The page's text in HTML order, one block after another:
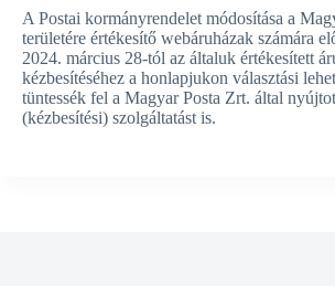
A Postai kormányrendelet módosítása a
területére értékesítő webáruházak számára
2024. március 28-tól az általuk értékesített
kézbesítéséhez a honlapjukon választási
tüntessék fel a Magyar Posta Zrt. által
(kézbesítési) szolgáltatást is.